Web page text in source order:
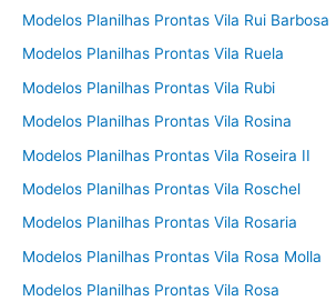
Modelos Planilhas Prontas Vila Rui Barbosa
Modelos Planilhas Prontas Vila Ruela
Modelos Planilhas Prontas Vila Rubi
Modelos Planilhas Prontas Vila Rosina
Modelos Planilhas Prontas Vila Roseira II
Modelos Planilhas Prontas Vila Roschel
Modelos Planilhas Prontas Vila Rosaria
Modelos Planilhas Prontas Vila Rosa Molla
Modelos Planilhas Prontas Vila Rosa